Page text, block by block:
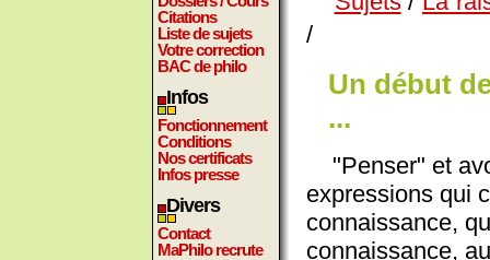
Citations
Liste de sujets
Votre correction
BAC de philo
Infos
Fonctionnement
Conditions
Nos certificats
Infos presse
Divers
Contact
MaPhilo recrute
/
Un début
...
"Penser" et
expressions qui
connaissance,
connaissance,